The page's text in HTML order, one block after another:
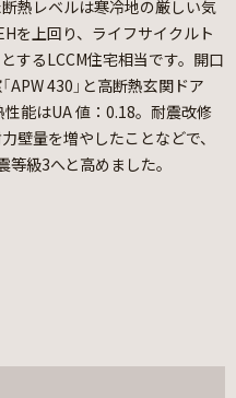
熱レベルは寒冷地の厳しい気
を上回り、ライフサイクルト
するLCCM住宅相当です。開口
APW 430」と高断熱玄関ドア
性能はUA 値：0.18。耐震改修
壁量を増やしたことなどで、
級3へと高めました。